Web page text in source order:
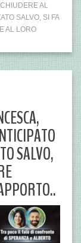
AL
SALVO, SI FA
AL LORO
SALVO,